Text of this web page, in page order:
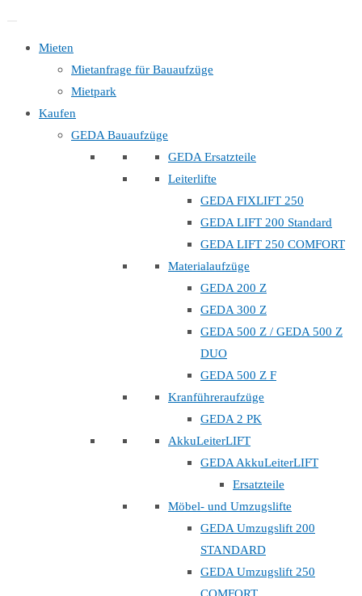
Mieten
Mietanfrage für Bauaufzüge
Mietpark
Kaufen
GEDA Bauaufzüge
GEDA Ersatzteile
Leiterlifte
GEDA FIXLIFT 250
GEDA LIFT 200 Standard
GEDA LIFT 250 COMFORT
Materialaufzüge
GEDA 200 Z
GEDA 300 Z
GEDA 500 Z / GEDA 500 Z
DUO
GEDA 500 Z F
Kranführeraufzüge
GEDA 2 PK
AkkuLeiterLIFT
GEDA AkkuLeiterLIFT
Ersatzteile
Möbel- und Umzugslifte
GEDA Umzugslift 200
STANDARD
GEDA Umzugslift 250